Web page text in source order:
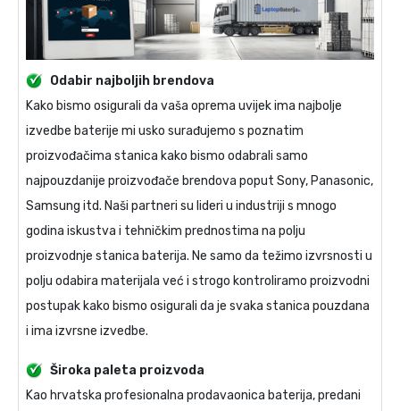
Odabir najboljih brendova
Kako bismo osigurali da vaša oprema uvijek ima najbolje
izvedbe baterije mi usko surađujemo s poznatim
proizvođačima stanica kako bismo odabrali samo
najpouzdanije proizvođače brendova poput Sony, Panasonic,
Samsung itd. Naši partneri su lideri u industriji s mnogo
godina iskustva i tehničkim prednostima na polju
proizvodnje stanica baterija. Ne samo da težimo izvrsnosti u
polju odabira materijala već i strogo kontroliramo proizvodni
postupak kako bismo osigurali da je svaka stanica pouzdana
i ima izvrsne izvedbe.
Široka paleta proizvoda
Kao hrvatska profesionalna prodavaonica baterija, predani